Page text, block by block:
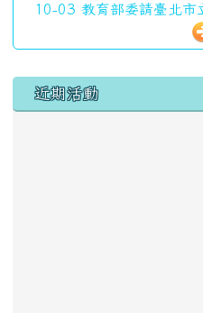
10-03 教育部委請臺北市
左邊區域內容
近期活動